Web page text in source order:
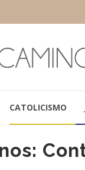
CATOLICISMO